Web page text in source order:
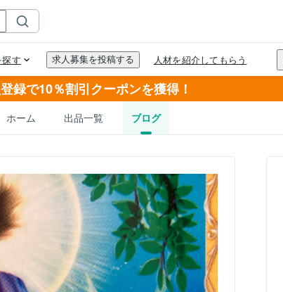
録で10％割引クーポンを獲得！
ホーム 出品一覧 ブログ